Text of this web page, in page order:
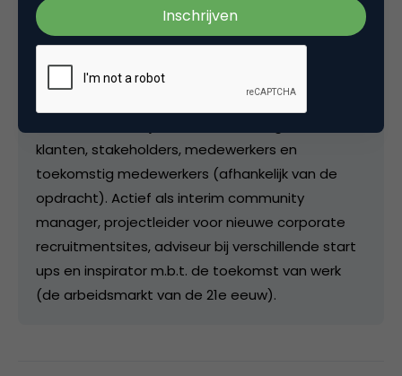
Professioneel bemoeial bij
Haterd Consultancy
Freelance professioneel bemoeial. Kijkt altijd naar
het fundamentele probleem, niet de quick fix.
klanten, stakeholders, medewerkers en
toekomstig medewerkers (afhankelijk van de
opdracht). Actief als interim community
manager, projectleider voor nieuwe corporate
recruitmentsites, adviseur bij verschillende start
ups en inspirator m.b.t. de toekomst van werk
(de arbeidsmarkt van de 21e eeuw).